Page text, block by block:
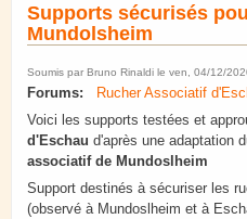
Supports sécurisés
Mundolsheim
Soumis par Bruno Rinaldi le ven, 04/12/
Forums:
Rucher Associatif
Voici les supports testées et
d'Eschau d'après une adaptation
associatif de Mundoslheim
Support destinés à sécuriser les
(observé à Mundoslheim et à